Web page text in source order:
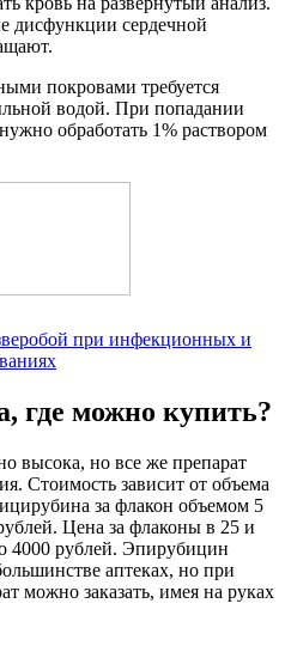
дисфункции сердечной
покровами требуется
водой. При попадании
обработать 1% раствором
при инфекционных и
где можно купить?
высока, но все же препарат
Стоимость зависит от объема
за флакон объемом 5
Цена за флаконы в 25 и
4000 рублей. Эпирубицин
аптеках, но при
можно заказать, имея на руках